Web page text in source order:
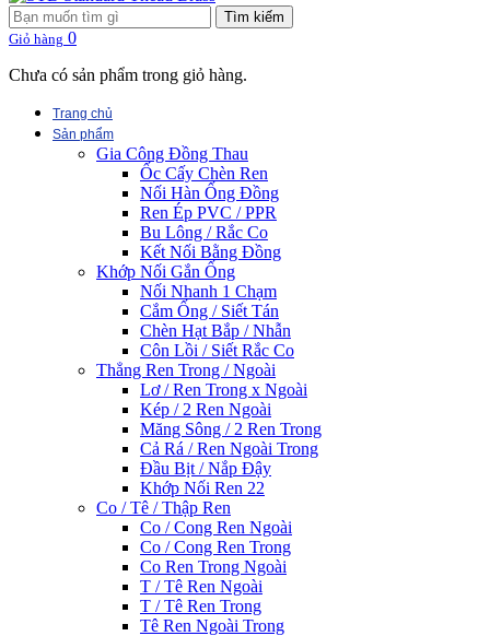
Tìm kiếm
Giỏ hàng 0
Chưa có sản phẩm trong giỏ hàng.
Trang chủ
Sản phẩm
Gia Công Đồng Thau
Ốc Cấy Chèn Ren
Nối Hàn Ống Đồng
Ren Ép PVC / PPR
Bu Lông / Rắc Co
Kết Nối Bằng Đồng
Khớp Nối Gắn Ống
Nối Nhanh 1 Chạm
Cắm Ống / Siết Tán
Chèn Hạt Bắp / Nhẫn
Côn Lồi / Siết Rắc Co
Thẳng Ren Trong / Ngoài
Lơ / Ren Trong x Ngoài
Kép / 2 Ren Ngoài
Măng Sông / 2 Ren Trong
Cả Rá / Ren Ngoài Trong
Đầu Bịt / Nắp Đậy
Khớp Nối Ren 22
Co / Tê / Thập Ren
Co / Cong Ren Ngoài
Co / Cong Ren Trong
Co Ren Trong Ngoài
T / Tê Ren Ngoài
T / Tê Ren Trong
Tê Ren Ngoài Trong